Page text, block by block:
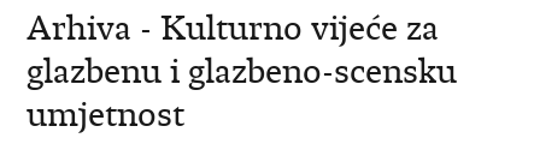
Arhiva - Kulturno vijeće za
glazbenu i glazbeno-scensku
umjetnost